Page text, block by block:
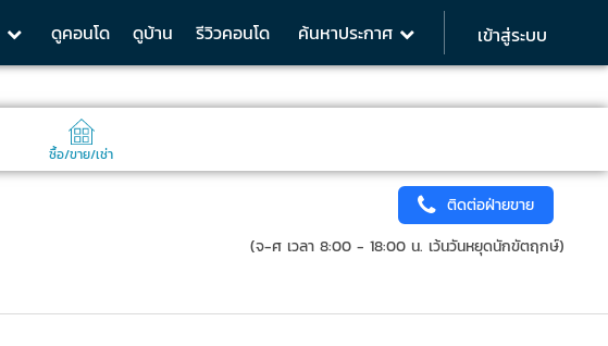
ดูคอนโด ดูบ้าน รีวิวคอนโด ค้นหาประกาศ เข้าสู่ระบบ
ซื้อ/ขาย/เช่า
ติดต่อฝ่ายขาย
(จ-ศ เวลา 8:00 - 18:00 น. เว้นวันหยุดนักขัตฤกษ์)